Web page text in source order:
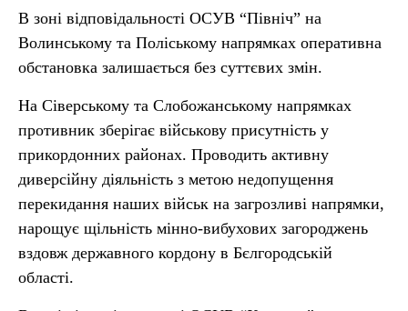
В зоні відповідальності ОСУВ “Північ” на
Волинському та Поліському напрямках оперативна
обстановка залишається без суттєвих змін.
На Сіверському та Слобожанському напрямках
противник зберігає військову присутність у
прикордонних районах. Проводить активну
диверсійну діяльність з метою недопущення
перекидання наших військ на загрозливі напрямки,
нарощує щільність мінно-вибухових загороджень
вздовж державного кордону в Бєлгородській
області.